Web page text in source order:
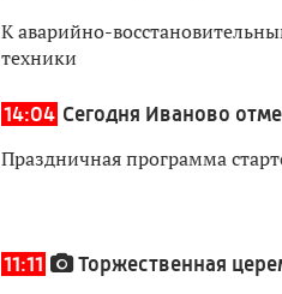
К аварийно-
техники
14:04 Сегодня Иваново
Праздничная программа
11:11 Торжественная